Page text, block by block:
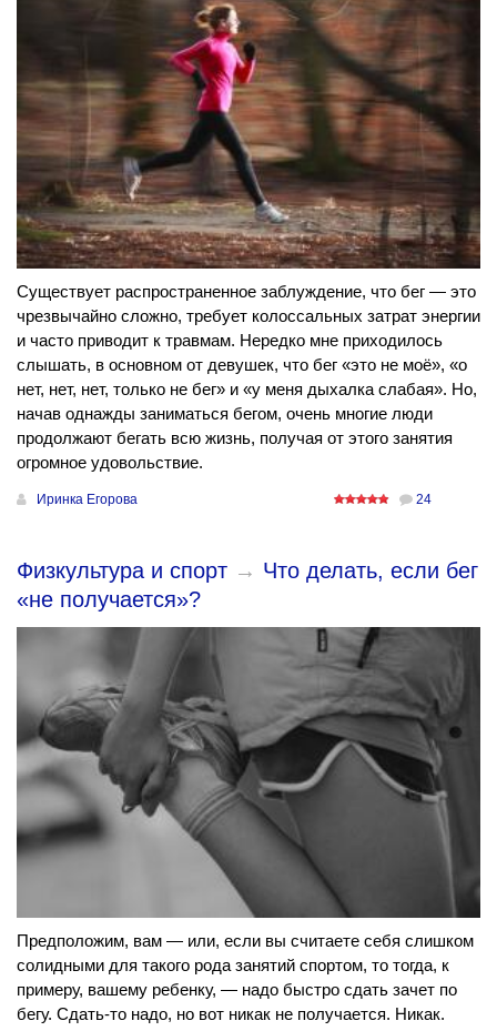
Существует распространенное заблуждение, что бег — это
чрезвычайно сложно, требует колоссальных затрат энергии
и часто приводит к травмам. Нередко мне приходилось
слышать, в основном от девушек, что бег «это не моё», «о
нет, нет, нет, только не бег» и «у меня дыхалка слабая». Но,
начав однажды заниматься бегом, очень многие люди
продолжают бегать всю жизнь, получая от этого занятия
огромное удовольствие.
Иринка Егорова 24
Физкультура и спорт → Что делать, если бег
«не получается»?
Предположим, вам — или, если вы считаете себя слишком
солидными для такого рода занятий спортом, то тогда, к
примеру, вашему ребенку, — надо быстро сдать зачет по
бегу. Сдать-то надо, но вот никак не получается. Никак.